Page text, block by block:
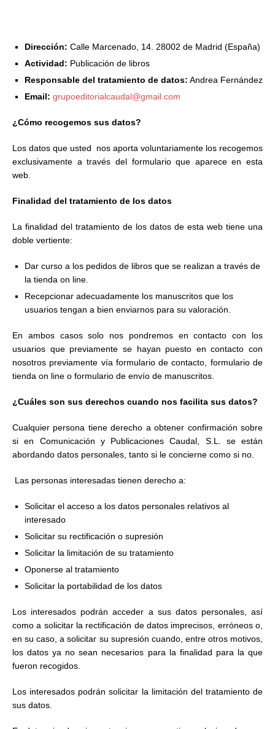
Dirección: Calle Marcenado, 14. 28002 de Madrid (España)
Actividad: Publicación de libros
Responsable del tratamiento de datos: Andrea Fernández
Email: grupoeditorialcaudal@gmail.com
¿Cómo recogemos sus datos?
Los datos que usted nos aporta voluntariamente los recogemos
exclusivamente a través del formulario que aparece en esta
web.
Finalidad del tratamiento de los datos
La finalidad del tratamiento de los datos de esta web tiene una
doble vertiente:
Dar curso a los pedidos de libros que se realizan a través de
la tienda on line.
Recepcionar adecuadamente los manuscritos que los
usuarios tengan a bien enviarnos para su valoración.
En ambos casos solo nos pondremos en contacto con los
usuarios que previamente se hayan puesto en contacto con
nosotros previamente vía formulario de contacto, formulario de
tienda on line o formulario de envío de manuscritos.
¿Cuáles son sus derechos cuando nos facilita sus datos?
Cualquier persona tiene derecho a obtener confirmación sobre
si en Comunicación y Publicaciones Caudal, S.L. se están
abordando datos personales, tanto si le concierne como si no.
Las personas interesadas tienen derecho a:
Solicitar el acceso a los datos personales relativos al
interesado
Solicitar su rectificación o supresión
Solicitar la limitación de su tratamiento
Oponerse al tratamiento
Solicitar la portabilidad de los datos
Los interesados podrán acceder a sus datos personales, así
como a solicitar la rectificación de datos imprecisos, erróneos o,
en su caso, a solicitar su supresión cuando, entre otros motivos,
los datos ya no sean necesarios para la finalidad para la que
fueron recogidos.
Los interesados podrán solicitar la limitación del tratamiento de
sus datos.